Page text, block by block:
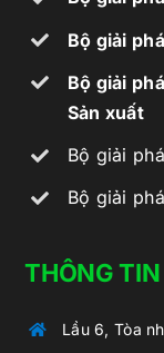
Bộ giải
Bộ giải
Sản xuất
Bộ giải
Bộ giải
THÔNG TIN
Lầu 6, Tòa